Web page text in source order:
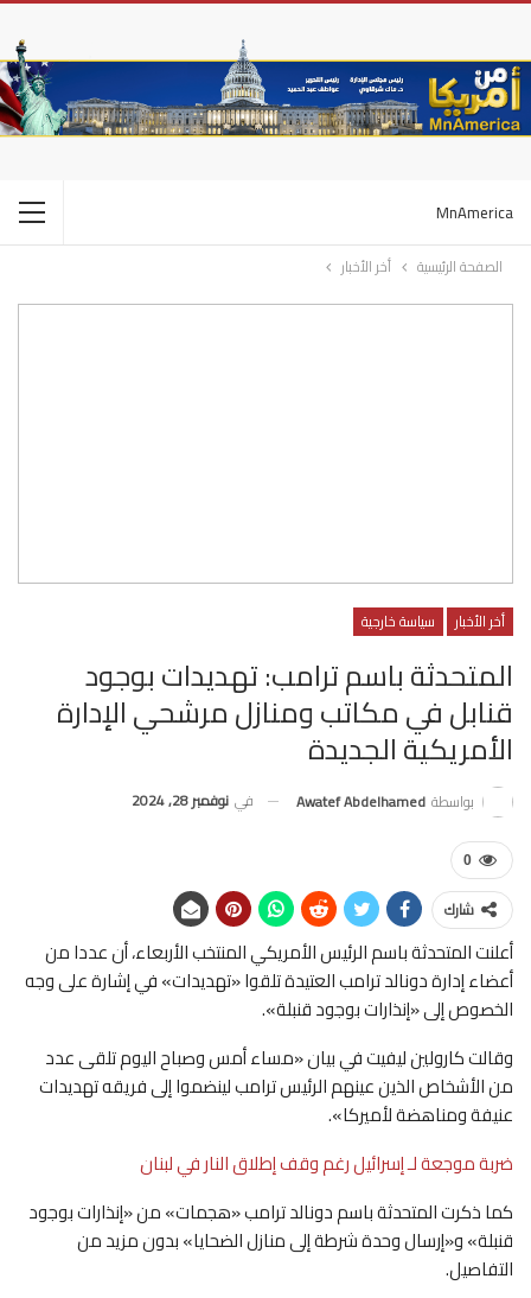
MnAmerica
الصفحة الرئيسية أخر الأخبار
أخر الأخبار سياسة خارجية
المتحدثة باسم ترامب: تهديدات بوجود
قنابل في مكاتب ومنازل مرشحي الإدارة
الأمريكية الجديدة
بواسطة Awatef Abdelhamed في نوفمبر 28, 2024
0
شارك
أعلنت المتحدثة باسم الرئيس الأمريكي المنتخب الأربعاء، أن عددا من
أعضاء إدارة دونالد ترامب العتيدة تلقوا «تهديدات» في إشارة على وجه
الخصوص إلى «إنذارات بوجود قنبلة».
وقالت كارولين ليفيت في بيان «مساء أمس وصباح اليوم تلقى عدد
من الأشخاص الذين عينهم الرئيس ترامب لينضموا إلى فريقه تهديدات
عنيفة ومناهضة لأميركا».
ضربة موجعة لـ إسرائيل رغم وقف إطلاق النار في لبنان
كما ذكرت المتحدثة باسم دونالد ترامب «هجمات» من «إنذارات بوجود
قنبلة» و«إرسال وحدة شرطة إلى منازل الضحايا» بدون مزيد من
التفاصيل.